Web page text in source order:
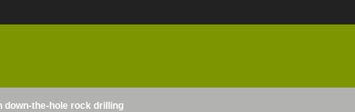
the-hole rock drilling